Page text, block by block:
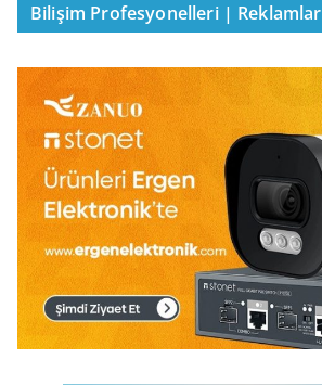
Bilişim Profesyonelleri | Reklamlar